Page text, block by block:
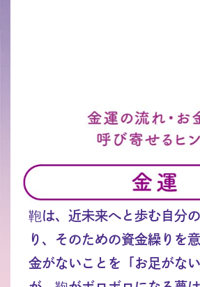
鞄は、近未来へと歩む自分
り、そのための資金繰りを
金がないことを「お足がな